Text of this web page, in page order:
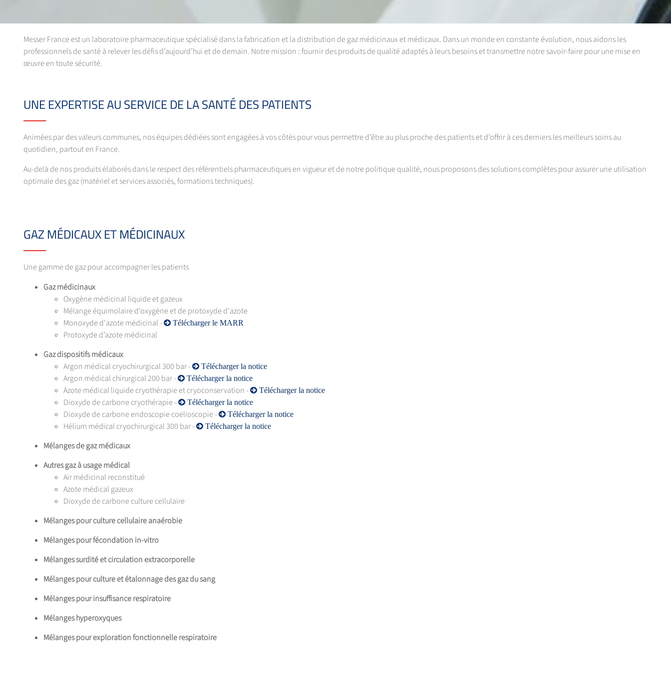
Messer France est un laboratoire pharmaceutique spécialisé dans la fabrication et la distribution de gaz médicinaux et médicaux. Dans un monde en constante évolution, nous aidons les
professionnels de santé à relever les défis d’aujourd’hui et de demain. Notre mission : fournir des produits de qualité adaptés à leurs besoins et transmettre notre savoir-faire pour une mise en
œuvre en toute sécurité.
UNE EXPERTISE AU SERVICE DE LA SANTÉ DES PATIENTS
Animées par des valeurs communes, nos équipes dédiées sont engagées à vos côtés pour vous permettre d’être au plus proche des patients et d’offrir à ces derniers les meilleurs soins au
quotidien, partout en France.
Au-delà de nos produits élaborés dans le respect des référentiels pharmaceutiques en vigueur et de notre politique qualité, nous proposons des solutions complètes pour assurer une utilisation
optimale des gaz (matériel et services associés, formations techniques).
GAZ MÉDICAUX ET MÉDICINAUX
Une gamme de gaz pour accompagner les patients
Gaz médicinaux
Oxygène médicinal liquide et gazeux
Mélange équimolaire d'oxygène et de protoxyde d'azote
Monoxyde d'azote médicinal -
Télécharger le MARR
Protoxyde d’azote médicinal
Gaz dispositifs médicaux
Argon médical cryochirurgical 300 bar -
Télécharger la notice
Argon médical chirurgical 200 bar - Télécharger la notice
Azote médical liquide cryothérapie et cryoconservation - Télécharger la notice
Dioxyde de carbone cryothérapie - Télécharger la notice
Dioxyde de carbone endoscopie coelioscopie - Télécharger la notice
Hélium médical cryochirurgical 300 bar - Télécharger la notice
Mélanges de gaz médicaux
Autres gaz à usage médical
Air médicinal reconstitué
Azote médical gazeux
Dioxyde de carbone culture cellulaire
Mélanges pour culture cellulaire anaérobie
Mélanges pour fécondation in-vitro
Mélanges surdité et circulation extracorporelle
Mélanges pour culture et étalonnage des gaz du sang
Mélanges pour insuffisance respiratoire
Mélanges hyperoxyques
Mélanges pour exploration fonctionnelle respiratoire